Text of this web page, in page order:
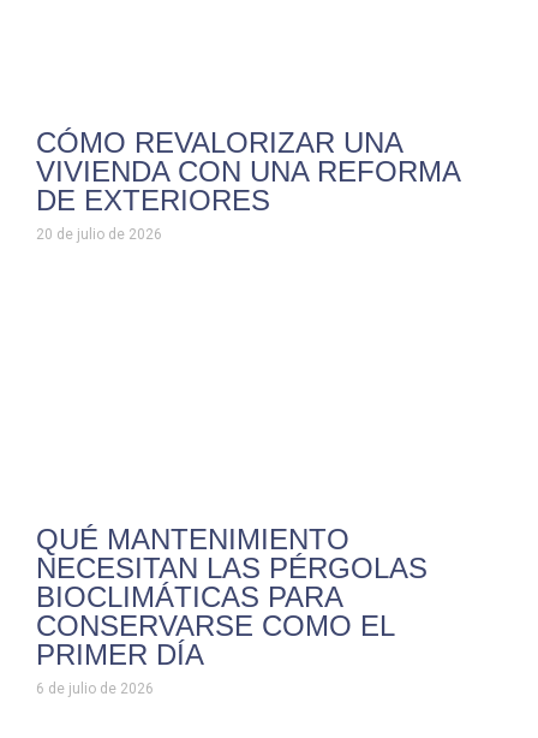
CÓMO REVALORIZAR UNA
VIVIENDA CON UNA REFORMA
DE EXTERIORES
20 de julio de 2026
QUÉ MANTENIMIENTO
NECESITAN LAS PÉRGOLAS
BIOCLIMÁTICAS PARA
CONSERVARSE COMO EL
PRIMER DÍA
6 de julio de 2026